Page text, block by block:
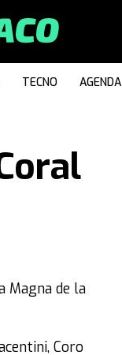
TECNO AGENDA
Magna de la
Coro